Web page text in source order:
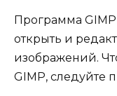
Программа
открыть и
изображений.
GIMP,